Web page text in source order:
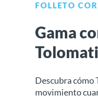
FOLLETO
Gama
Descubra cómo
movimiento